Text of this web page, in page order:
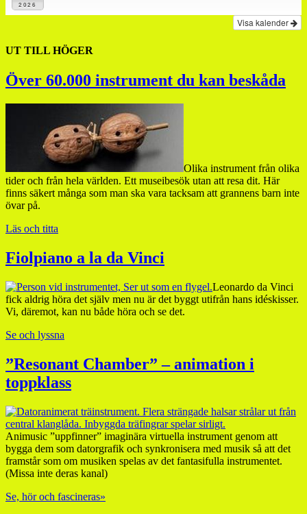
2026
Visa kalender
UT TILL HÖGER
Över 60.000 instrument du kan beskåda
Olika instrument från olika
tider och från hela världen. Ett museibesök utan att resa dit. Här
finns säkert många som man ska vara tacksam att grannens barn inte
övar på.
Läs och titta
Fiolpiano a la da Vinci
Leonardo da Vinci
fick aldrig höra det själv men nu är det byggt utifrån hans idéskisser.
Vi, däremot, kan nu både höra och se det.
Se och lyssna
”Resonant Chamber” – animation i
toppklass
Animusic ”uppfinner” imaginära virtuella instrument genom att
bygga dem som datorgrafik och synkronisera med musik så att det
framstår som om musiken spelas av det fantasifulla instrumentet.
(Missa inte deras kanal)
Se, hör och fascineras»